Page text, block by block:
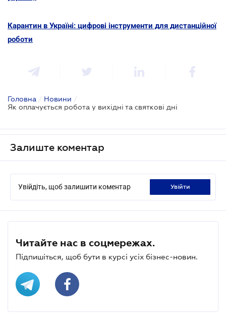
Карантин в Україні: цифрові інструменти для дистанційної
роботи
Головна / Новини /
Як оплачується робота у вихідні та святкові дні
Залиште коментар
Увійдіть, щоб залишити коментар увійти
Читайте нас в соцмережах.
Підпишіться, щоб бути в курсі усіх бізнес-новин.